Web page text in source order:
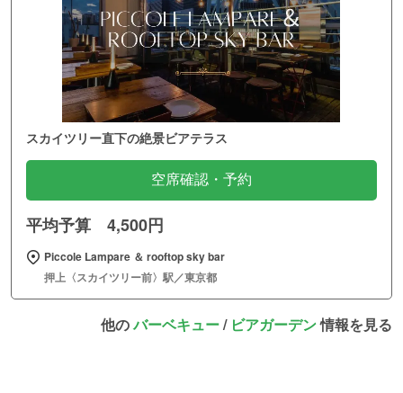
スカイツリー直下の絶景ビアテラス
空席確認・予約
平均予算 4,500円
Piccole Lampare ＆ rooftop sky bar
押上〈スカイツリー前〉駅／東京都
他のバーベキュー/ ビアガーデン情報を見る